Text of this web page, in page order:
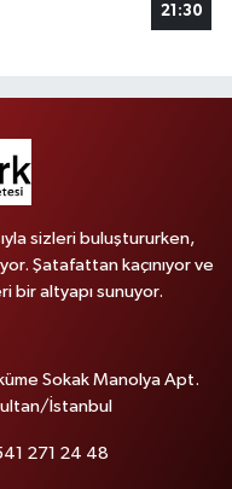
21:30
sizleri buluştururken,
Şatafattan kaçınıyor ve
bir altyapı sunuyor.
Sokak Manolya Apt.
İstanbul
271 24 48